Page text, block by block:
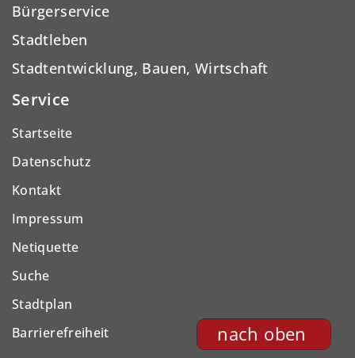
nach oben
Bürgerservice
Stadtleben
Stadtentwicklung, Bauen, Wirtschaft
Service
Startseite
Datenschutz
Kontakt
Impressum
Netiquette
Suche
Stadtplan
Barrierefreiheit